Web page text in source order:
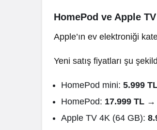
HomePod ve Apple
Apple’ın ev elektroniği
Yeni satış fiyatları şu
HomePod mini:5.999
HomePod: 17.999 TL →
Apple TV 4K (64 GB):